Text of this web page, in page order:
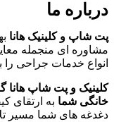
درباره ما
پت شاپ و کلینیک هانا
مشاوره ای منجمله
انواع خدمات جراحی
کلینیک و پت شاپ هانا
خانگی شما به ارتقای
دغدغه های شما مسیر